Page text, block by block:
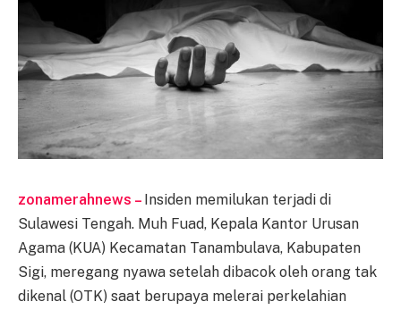
zonamerahnews – Insiden memilukan terjadi di
Sulawesi Tengah. Muh Fuad, Kepala Kantor Urusan
Agama (KUA) Kecamatan Tanambulava, Kabupaten
Sigi, meregang nyawa setelah dibacok oleh orang tak
dikenal (OTK) saat berupaya melerai perkelahian